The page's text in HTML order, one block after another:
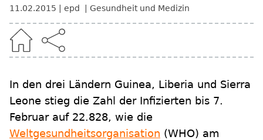
11.02.2015 epd Gesundheit und Medizin
In den drei Ländern Guinea, Liberia und Sierra
Leone stieg die Zahl der Infizierten bis 7.
Februar auf 22.828, wie die
Weltgesundheitsorganisation (WHO) am